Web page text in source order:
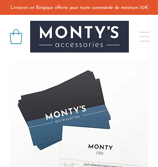
Livraison en Belgique offerte pour toute commande de minimum 50€